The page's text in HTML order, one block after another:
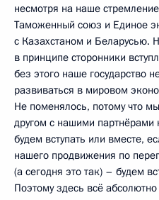
несмотря на наше
Таможенный союз и Единое
с Казахстаном и Беларусью.
в принципе сторонники
без этого наше государство
развиваться в мировом
Не поменялось, потому что
другом с нашими
будем вступать или вместе,
нашего продвижения по
(а сегодня это так) – будем
Поэтому здесь всё